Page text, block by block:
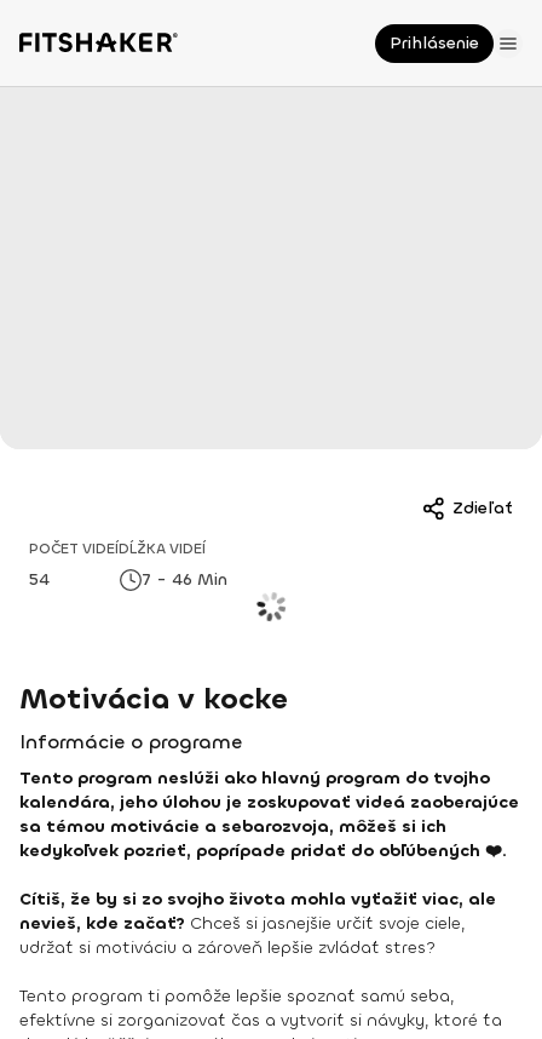
Prihlásenie
Zdieľať
POČET VIDEÍ
54
DĹŽKA VIDEÍ
7 - 46 Min
Motivácia v kocke
Informácie o programe
Tento program neslúži ako hlavný program do tvojho
kalendára, jeho úlohou je zoskupovať videá zaoberajúce
sa témou motivácie a sebarozvoja, môžeš si ich
kedykoľvek pozrieť, poprípade pridať do obľúbených ❤️.
Cítiš, že by si zo svojho života mohla vyťažiť viac, ale
nevieš, kde začať? Chceš si jasnejšie určiť svoje ciele,
udržať si motiváciu a zároveň lepšie zvládať stres?
Tento program ti pomôže lepšie spoznať samú seba,
efektívne si zorganizovať čas a vytvoriť si návyky, ktoré ťa